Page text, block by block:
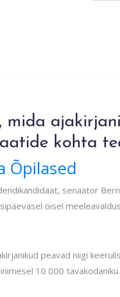
mida
kohta
Õpilased
senaator
öisel
peavad niigi
10 000 tavakodaniku